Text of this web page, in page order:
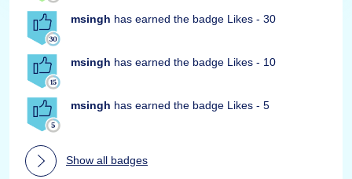
msingh has earned the badge Likes - 30
msingh has earned the badge Likes - 10
msingh has earned the badge Likes - 5
Show all badges